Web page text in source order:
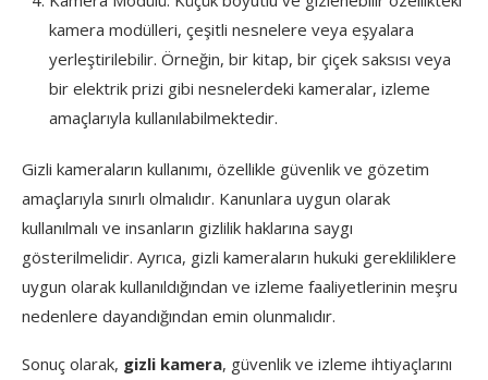
kamera modülleri, çeşitli nesnelere veya eşyalara
yerleştirilebilir. Örneğin, bir kitap, bir çiçek saksısı veya
bir elektrik prizi gibi nesnelerdeki kameralar, izleme
amaçlarıyla kullanılabilmektedir.
Gizli kameraların kullanımı, özellikle güvenlik ve gözetim
amaçlarıyla sınırlı olmalıdır. Kanunlara uygun olarak
kullanılmalı ve insanların gizlilik haklarına saygı
gösterilmelidir. Ayrıca, gizli kameraların hukuki gerekliliklere
uygun olarak kullanıldığından ve izleme faaliyetlerinin meşru
nedenlere dayandığından emin olunmalıdır.
Sonuç olarak, gizli kamera, güvenlik ve izleme ihtiyaçlarını